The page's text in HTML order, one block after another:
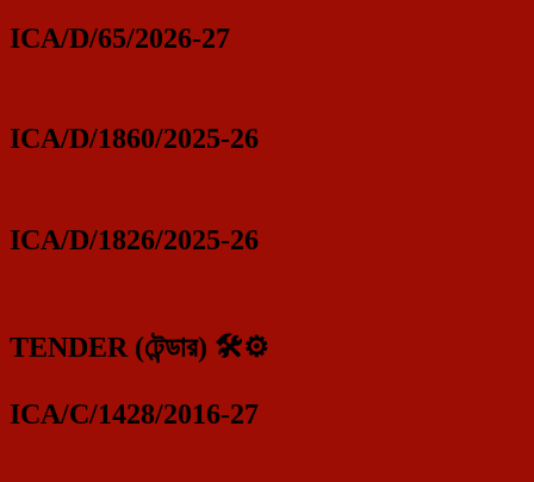
ICA/D/65/2026-27
ICA/D/1860/2025-26
ICA/D/1826/2025-26
TENDER (টেন্ডার) 🛠️⚙️
ICA/C/1428/2016-27